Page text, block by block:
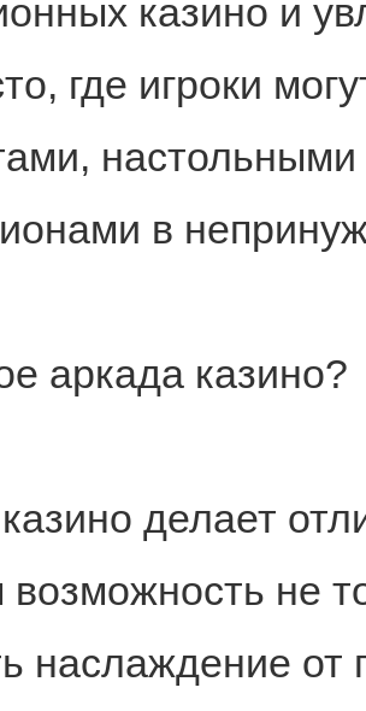
казино и
где игроки
в
аркада казино?
делает
возможность не
наслаждение от